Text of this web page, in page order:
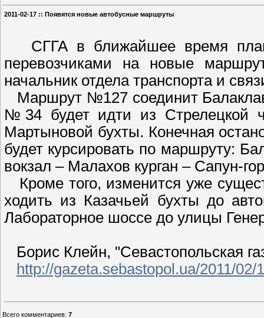
2011-02-17 :: Появятся новые автобусные маршруты
СГГА в ближайшее время
перевозчиками на новые
начальник отдела транспорта и
Маршрут №127 соединит
№34 будет идти из Стрелецкой
Мартыновой бухты. Конечная
будет курсировать по маршруту:
вокзал – Малахов курган – Сапун-
Кроме того, изменится уже
ходить из Казачьей бухты до
Лабораторное шоссе до улицы
Борис Клейн, "Севастопольская
http://gazeta.sebastopol.ua/2011/
Всего комментариев: 7